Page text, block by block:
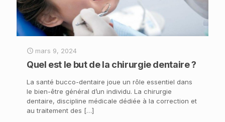
mars 9, 2024
Quel est le but de la chirurgie dentaire ?
La santé bucco-dentaire joue un rôle essentiel dans
le bien-être général d’un individu. La chirurgie
dentaire, discipline médicale dédiée à la correction et
au traitement des […]